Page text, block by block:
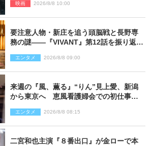
映画 2026/8/8 10:00
要注意人物・新庄を追う頭脳戦と長野専
務の謎――『VIVANT』第12話を振り返
エンタメ 2026/8/8 09:00
来週の『風、薫る』“りん”見上愛、新潟
から東京へ 恵風看護婦会での初仕事に
エンタメ 2026/8/8 08:15
二宮和也主演『８番出口』が金ローで本